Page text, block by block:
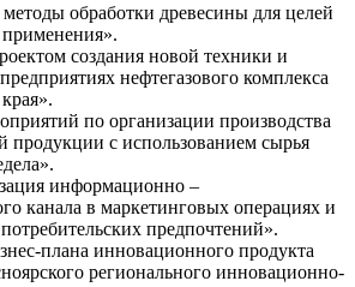
обработки древесины для целей
создания новой техники и
нефтегазового комплекса
по организации производства
продукции с использованием сырья
информационно –
канала в маркетинговых операциях и
предпочтений».
плана инновационного продукта
регионального инновационно-